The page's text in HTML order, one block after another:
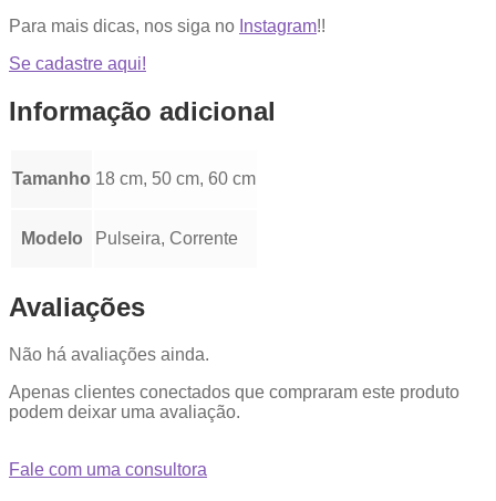
Para mais dicas, nos siga no Instagram!!
Se cadastre aqui!
Informação adicional
Tamanho 18 cm, 50 cm, 60 cm
Modelo Pulseira, Corrente
Avaliações
Não há avaliações ainda.
Apenas clientes conectados que compraram este produto
podem deixar uma avaliação.
Fale com uma consultora